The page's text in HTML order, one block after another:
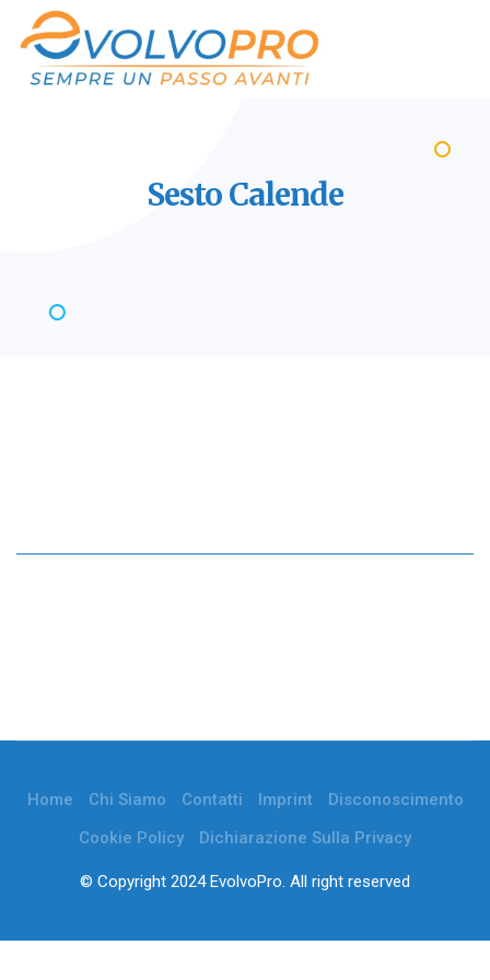
SestoCalende
Home Chi Siamo Contatti Imprint
Disconoscimento
Cookie Policy
Dichiarazione Sulla Privacy
© Copyright 2024 EvolvoPro. All right reserved